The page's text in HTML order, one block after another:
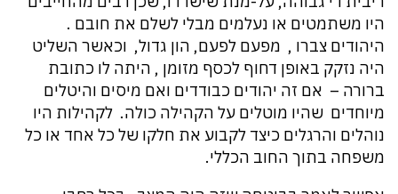
היו משתמטים או נעלמים מבלי לשלם את חובם .
היהודים צברו , מפעם לפעם, הון גדול, וכאשר השליט
היה נזקק באופן דחוף לכסף מזומן , היתה לו כתובת
ברורה – אם זה יהודים כבודדים ואם מיסים והיטלים
מיוחדים שהיו מוטלים על הקהילה כולה. לקהילות היו
נוהלים והרגלים כיצד לקבוע את חלקו של כל אחד או כל
משפחה בתוך החוב הכללי.